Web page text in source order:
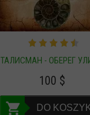
ТАЛИСМАН - ОБЕРЕГ
100 $
DO